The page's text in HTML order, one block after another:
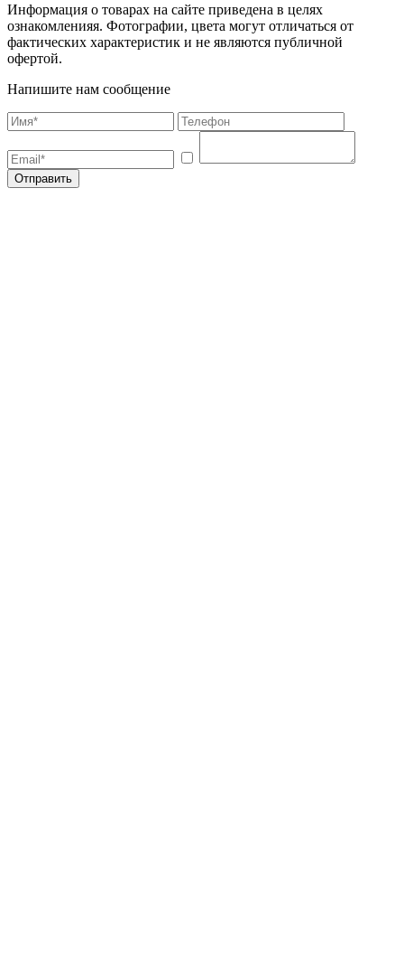
Информация о товарах на сайте приведена в целях
ознакомленияя. Фотографии, цвета могут отличаться от
фактических характеристик и не являются публичной
офертой.
Напишите нам сообщение
Отправить